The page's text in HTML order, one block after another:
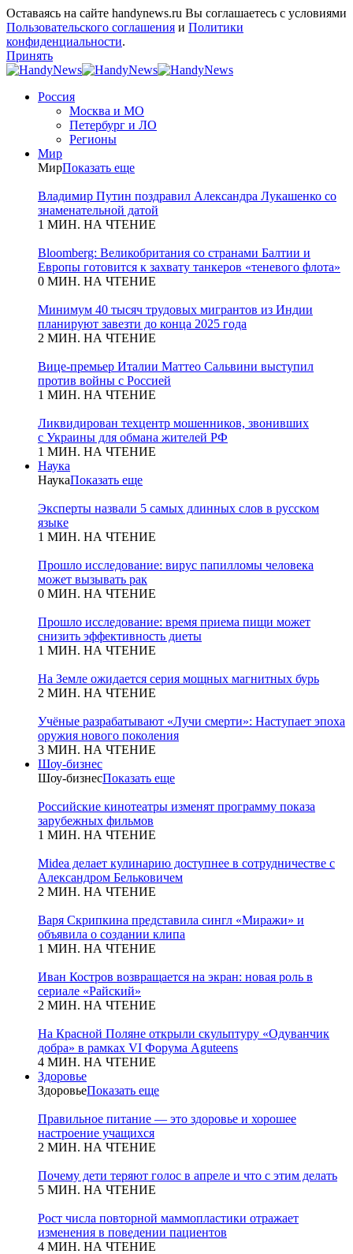
Оставаясь на сайте handynews.ru Вы соглашаетесь с условиями
Пользовательского соглашения и Политики
конфиденциальности.
Принять
Россия
Москва и МО
Петербург и ЛО
Регионы
Мир
МирПоказать еще
Владимир Путин поздравил Александра Лукашенко со
знаменательной датой
1 МИН. НА ЧТЕНИЕ
Bloomberg: Великобритания со странами Балтии и
Европы готовится к захвату танкеров «теневого флота»
0 МИН. НА ЧТЕНИЕ
Минимум 40 тысяч трудовых мигрантов из Индии
планируют завезти до конца 2025 года
2 МИН. НА ЧТЕНИЕ
Вице-премьер Италии Маттео Сальвини выступил
против войны с Россией
1 МИН. НА ЧТЕНИЕ
Ликвидирован техцентр мошенников, звонивших
с Украины для обмана жителей РФ
1 МИН. НА ЧТЕНИЕ
Наука
НаукаПоказать еще
Эксперты назвали 5 самых длинных слов в русском
языке
1 МИН. НА ЧТЕНИЕ
Прошло исследование: вирус папилломы человека
может вызывать рак
0 МИН. НА ЧТЕНИЕ
Прошло исследование: время приема пищи может
снизить эффективность диеты
1 МИН. НА ЧТЕНИЕ
На Земле ожидается серия мощных магнитных бурь
2 МИН. НА ЧТЕНИЕ
Учёные разрабатывают «Лучи смерти»: Наступает эпоха
оружия нового поколения
3 МИН. НА ЧТЕНИЕ
Шоу-бизнес
Шоу-бизнесПоказать еще
Российские кинотеатры изменят программу показа
зарубежных фильмов
1 МИН. НА ЧТЕНИЕ
Midea делает кулинарию доступнее в сотрудничестве с
Александром Бельковичем
2 МИН. НА ЧТЕНИЕ
Варя Скрипкина представила сингл «Миражи» и
объявила о создании клипа
1 МИН. НА ЧТЕНИЕ
Иван Костров возвращается на экран: новая роль в
сериале «Райский»
2 МИН. НА ЧТЕНИЕ
На Красной Поляне открыли скульптуру «Одуванчик
добра» в рамках VI Форума Aguteens
4 МИН. НА ЧТЕНИЕ
Здоровье
ЗдоровьеПоказать еще
Правильное питание — это здоровье и хорошее
настроение учащихся
2 МИН. НА ЧТЕНИЕ
Почему дети теряют голос в апреле и что с этим делать
5 МИН. НА ЧТЕНИЕ
Рост числа повторной маммопластики отражает
изменения в поведении пациентов
4 МИН. НА ЧТЕНИЕ